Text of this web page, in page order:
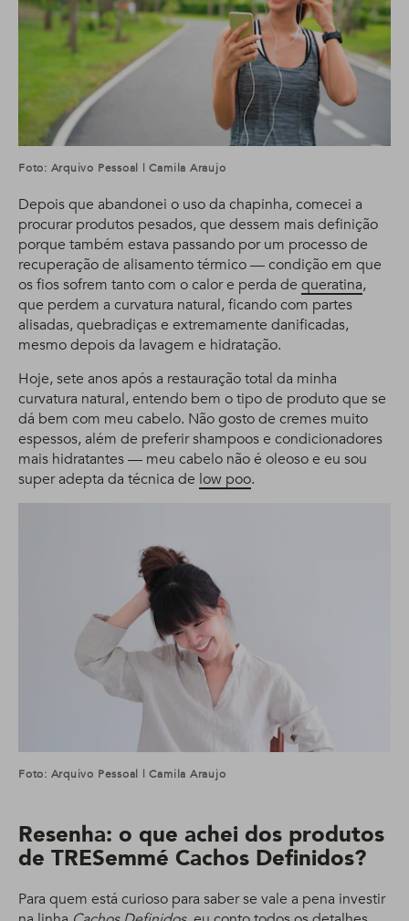
Foto: Arquivo Pessoal | Camila Araujo
Depois que abandonei o uso da chapinha, comecei a
procurar produtos pesados, que dessem mais definição
porque também estava passando por um processo de
recuperação de alisamento térmico — condição em que
os fios sofrem tanto com o calor e perda de queratina,
que perdem a curvatura natural, ficando com partes
alisadas, quebradiças e extremamente danificadas,
mesmo depois da lavagem e hidratação.
Hoje, sete anos após a restauração total da minha
curvatura natural, entendo bem o tipo de produto que se
dá bem com meu cabelo. Não gosto de cremes muito
espessos, além de preferir shampoos e condicionadores
mais hidratantes — meu cabelo não é oleoso e eu sou
super adepta da técnica de low poo.
Foto: Arquivo Pessoal | Camila Araujo
Resenha: o que achei dos produtos
de TRESemmé Cachos Definidos?
Para quem está curioso para saber se vale a pena investir